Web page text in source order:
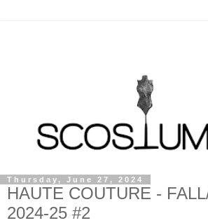
Thursday, June 27, 2024
HAUTE COUTURE -
2024-25 #2